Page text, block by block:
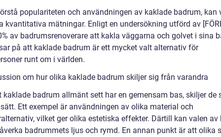
populariteten och användningen av kaklade badrum, kan
kvantitativa mätningar. Enligt en undersökning utförd av
av badrumsrenoverare att kakla väggarna och golvet i sina
på att kaklade badrum är ett mycket valt alternativ för
runt om i världen.
om hur olika kaklade badrum skiljer sig från varandra
kaklade badrum allmänt sett har en gemensam bas, skiljer de
Ett exempel är användningen av olika material och
vilket ger olika estetiska effekter. Därtill kan valen av
badrummets ljus och rymd. En annan punkt är att olika